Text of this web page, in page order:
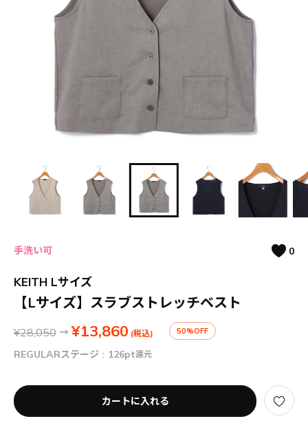
手洗い可 0
KEITH Lサイズ
【Lサイズ】スラブストレッチベスト
¥28,050 → ¥13,860 (税込) 50%OFF
REGULARステージ : 126pt還元
カートに入れる